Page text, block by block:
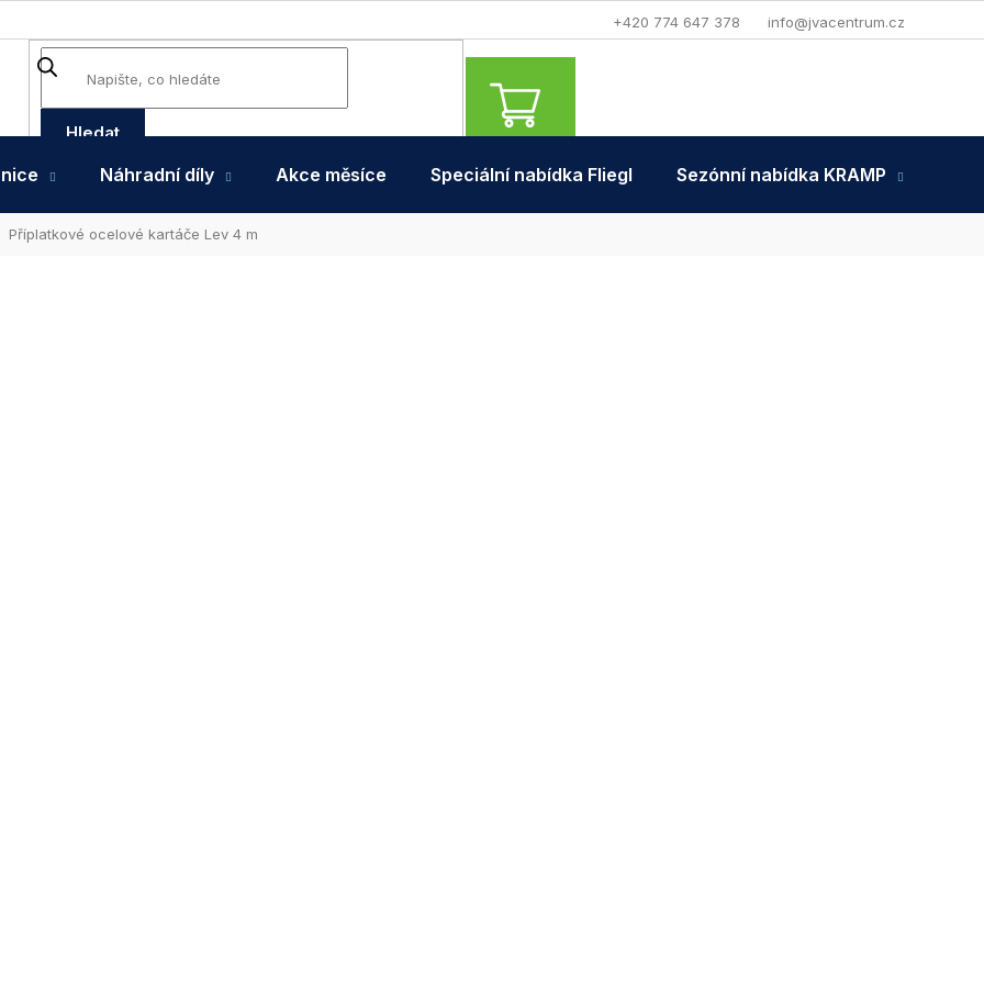
+420 774 647 378 info@jvacentrum.cz
Hledat
NÁKUPNÍ
KOŠÍK
Náhradní díly Akce měsíce Speciální nabídka Fliegl Sezónní nabídka KRAMP
Příplatkové ocelové kartáče Lev 4 m